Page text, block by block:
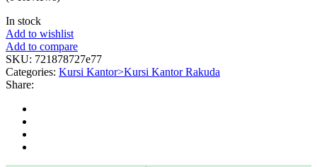
In stock
Add to wishlist
Add to compare
SKU: 721878727e77
Categories: Kursi Kantor>Kursi Kantor Rakuda
Share: